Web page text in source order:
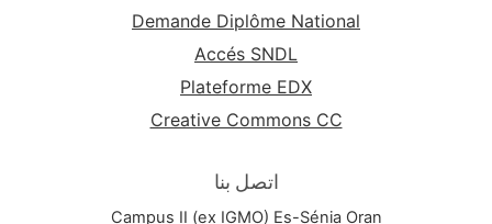
Demande Diplôme National
Accés SNDL
Plateforme EDX
Creative Commons CC
اتصل بنا
Campus II (ex IGMO) Es-Sénia Oran